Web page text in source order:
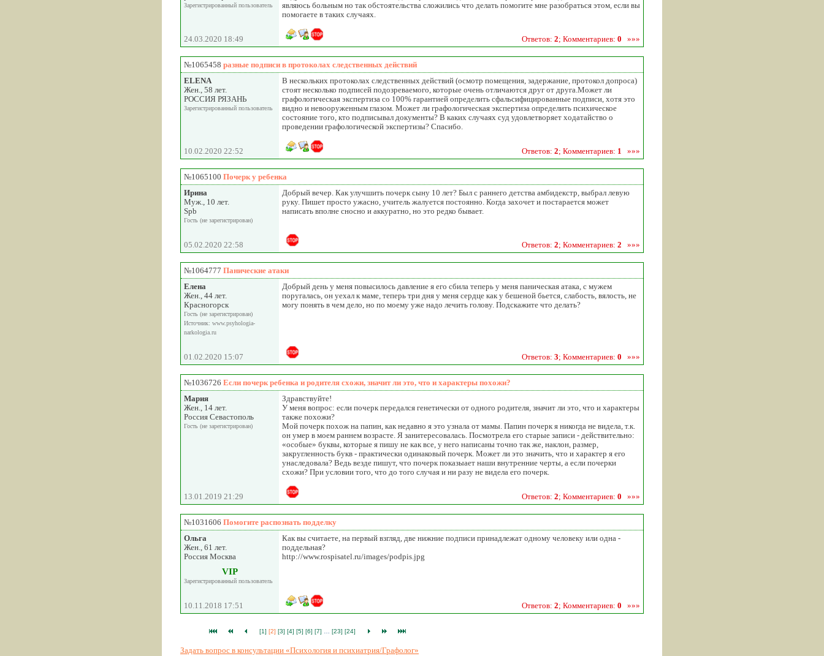
Зарегистрированный пользователь
являюсь больным но так обстоятельства сложились что делать помогите мне разобраться этом, если вы
помогаете в таких случаях.
24.03.2020 18:49 Ответов: 2; Комментариев: 0 »»»
№1065458 разные подписи в протоколах следственных действий
ELENA
Жен., 58 лет.
РОССИЯ РЯЗАНЬ
Зарегистрированный пользователь
В нескольких протоколах следственных действий (осмотр помещения, задержание, протокол допроса)
стоят несколько подписей подозреваемого, которые очень отличаются друг от друга.Может ли
графологическая экспертиза со 100% гарантией определить сфальсифицированные подписи, хотя это
видно и невооруженным глазом. Может ли графологическая экспертиза определить психическое
состояние того, кто подписывал документы? В каких случаях суд удовлетворяет ходатайство о
проведении графологической экспертизы? Спасибо.
10.02.2020 22:52 Ответов: 2; Комментариев: 1 »»»
№1065100 Почерк у ребенка
Ирина
Муж., 10 лет.
Spb
Гость (не зарегистрирован)
Добрый вечер. Как улучшить почерк сыну 10 лет? Был с раннего детства амбидекстр, выбрал левую
руку. Пишет просто ужасно, учитель жалуется постоянно. Когда захочет и постарается может
написать вполне сносно и аккуратно, но это редко бывает.
05.02.2020 22:58 Ответов: 2; Комментариев: 2 »»»
№1064777 Панические атаки
Елена
Жен., 44 лет.
Красногорск
Гость (не зарегистрирован)
Источник: www.psyhologia-
narkologia.ru
Добрый день у меня повысилось давление я его сбила теперь у меня паническая атака, с мужем
поругалась, он уехал к маме, теперь три дня у меня сердце как у бешеной бьется, слабость, вялость, не
могу понять в чем дело, но по моему уже надо лечить голову. Подскажите что делать?
01.02.2020 15:07 Ответов: 3; Комментариев: 0 »»»
№1036726 Если почерк ребенка и родителя схожи, значит ли это, что и характеры похожи?
Мария
Жен., 14 лет.
Россия Севастополь
Гость (не зарегистрирован)
Здравствуйте!
У меня вопрос: если почерк передался генетически от одного родителя, значит ли это, что и характеры
также похожи?
Мой почерк похож на папин, как недавно я это узнала от мамы. Папин почерк я никогда не видела, т.к.
он умер в моем раннем возрасте. Я занитересовалась. Посмотрела его старые записи - действительно:
«особые» буквы, которые я пишу не как все, у него написаны точно так же, наклон, размер,
закругленность букв - практически одинаковый почерк. Может ли это значить, что и характер я его
унаследовала? Ведь везде пишут, что почерк показыает наши внутренние черты, а если почерки
схожи? При условии того, что до того случая и ни разу не видела его почерк.
13.01.2019 21:29 Ответов: 2; Комментариев: 0 »»»
№1031606 Помогите распознать подделку
Ольга
Жен., 61 лет.
Россия Москва
VIP
Зарегистрированный пользователь
Как вы считаете, на первый взгляд, две нижние подписи принадлежат одному человеку или одна -
поддельная?
http://www.rospisatel.ru/images/podpis.jpg
10.11.2018 17:51 Ответов: 2; Комментариев: 0 »»»
[1] [2] [3] [4] [5] [6] [7] [23] [24]
Задать вопрос в консультации «Психология и психиатрия/Графолог»